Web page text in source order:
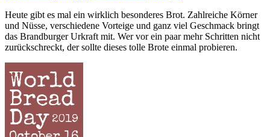
Heute gibt es mal ein wirklich besonderes Brot. Zahlreiche Körner
und Nüsse, verschiedene Vorteige und ganz viel Geschmack bringt
das Brandburger Urkraft mit. Wer vor ein paar mehr Schritten nicht
zurückschreckt, der sollte dieses tolle Brote einmal probieren.